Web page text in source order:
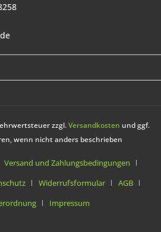
zzgl.Versandkosten und ggf.
wenn nicht anders beschrieben
Versand und Zahlungsbedingungen
Widerrufsformular
AGB
Impressum